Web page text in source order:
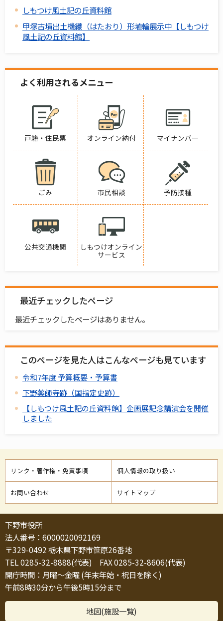
しもつけ風土記の丘資料館
甲塚古墳出土機織（はたおり）形埴輪展示中【しもつけ
風土記の丘資料館】
よく利用されるメニュー
戸籍・住民票 オンライン納付 マイナンバー
ごみ 市民相談 予防接種
公共交通機関
しもつけオンライン
サービス
最近チェックしたページ
最近チェックしたページはありません。
このページを見た人はこんなページも見ています
令和7年度 予算概要・予算書
下野薬師寺跡（国指定史跡）
【しもつけ風土記の丘資料館】企画展記念講演会を開催
しました
リンク・著作権・免責事項 個人情報の取り扱い
お問い合わせ サイトマップ
下野市役所
法人番号：6000020092169
〒329-0492 栃木県下野市笹原26番地
TEL 0285-32-8888(代表) FAX 0285-32-8606(代表)
開庁時間：月曜～金曜 (年末年始・祝日を除く)
午前8時30分から午後5時15分まで
地図(施設一覧)